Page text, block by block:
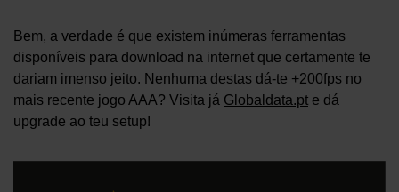
Bem, a verdade é que existem inúmeras ferramentas
disponíveis para download na internet que certamente te
dariam imenso jeito. Nenhuma destas dá-te +200fps no
mais recente jogo AAA? Visita já Globaldata.pt e dá
upgrade ao teu setup!